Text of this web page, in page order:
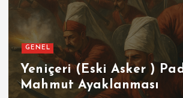
(Eski Asker ) Padişah 2.
Ayaklanması